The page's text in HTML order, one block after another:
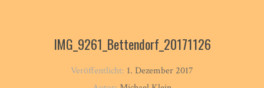
IMG_9261_Bettendorf_20171126
Veröffentlicht: 1. Dezember 2017